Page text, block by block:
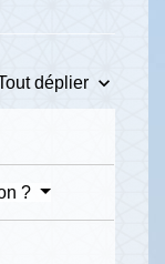
déplier keyboard_arrow_down
?